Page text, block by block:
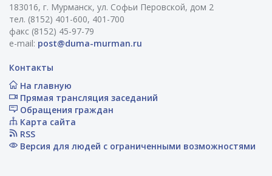
183016, г. Мурманск, ул. Софьи Перовской, дом 2
тел. (8152) 401-600, 401-700
факс (8152) 45-97-79
e-mail: post@duma-murman.ru
Контакты
На главную
Прямая трансляция заседаний
Обращения граждан
Карта сайта
RSS
Версия для людей с ограниченными возможностями